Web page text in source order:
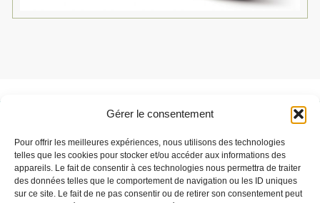
Gérer le consentement
Pour offrir les meilleures expériences, nous utilisons des technologies
telles que les cookies pour stocker et/ou accéder aux informations des
appareils. Le fait de consentir à ces technologies nous permettra de traiter
des données telles que le comportement de navigation ou les ID uniques
sur ce site. Le fait de ne pas consentir ou de retirer son consentement peut
Parlez-nous de votre projet